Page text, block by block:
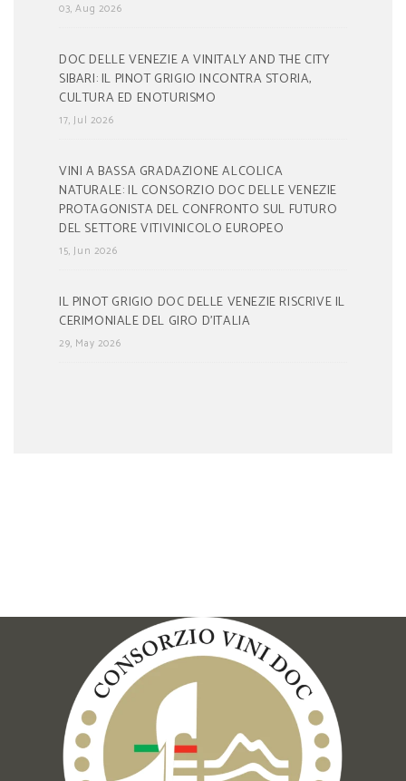
03, Aug 2026
DOC DELLE VENEZIE A VINITALY AND THE CITY
SIBARI: IL PINOT GRIGIO INCONTRA STORIA,
CULTURA ED ENOTURISMO
17, Jul 2026
VINI A BASSA GRADAZIONE ALCOLICA
NATURALE: IL CONSORZIO DOC DELLE VENEZIE
PROTAGONISTA DEL CONFRONTO SUL FUTURO
DEL SETTORE VITIVINICOLO EUROPEO
15, Jun 2026
IL PINOT GRIGIO DOC DELLE VENEZIE RISCRIVE IL
CERIMONIALE DEL GIRO D’ITALIA
29, May 2026